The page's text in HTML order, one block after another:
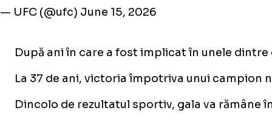
— UFC (@ufc) June 15, 2026
După ani în care a fost implicat în unele
La 37 de ani, victoria împotriva unui campion
Dincolo de rezultatul sportiv, gala va rămâne